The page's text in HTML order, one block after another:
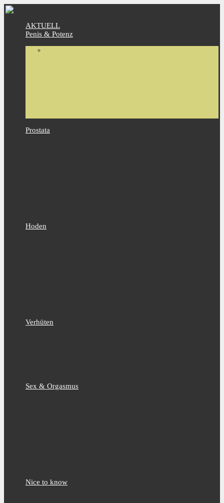
AKTUELL
Penis & Potenz
Prostata
Hoden
Verhüten
Sex & Orgasmus
Nice to know